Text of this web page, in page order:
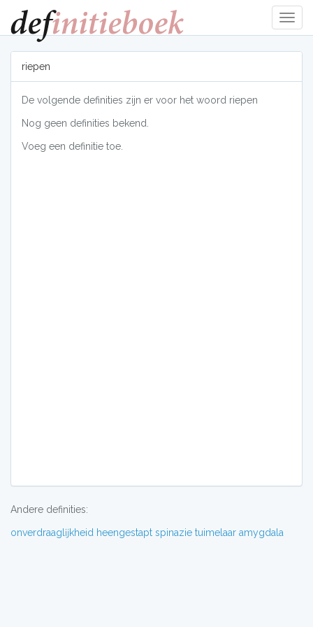
tonen
riepen
De volgende definities zijn er voor het woord riepen
Nog geen definities bekend.
Voeg een definitie toe.
Andere definities:
onverdraaglĳkheid heengestapt spinazie tuimelaar amygdala